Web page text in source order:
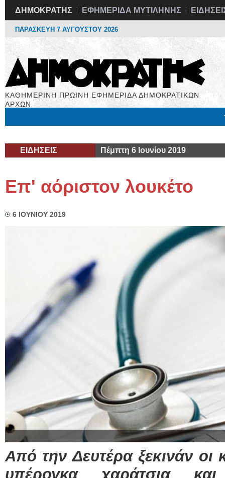
ΔΗΜΟΚΡΑΤΗΣ ΕΦΗΜΕΡΙΔΑ ΜΥΤΙΛΗΝΗΣ
ΠΑΡΑΣΚΕΥΗ 7 ΑΥΓΟΥΣΤΟΥ 2026
ΚΑΘΗΜΕΡΙΝΗ ΠΡΩΙΝΗ ΕΦΗΜΕΡΙΔΑ ΔΗΜΟΚΡΑΤΙΚΩΝ
ΑΡΧΩΝ
ΕΙΔΗΣΕΙΣ Πέμπτη 6 Ιουνίου 2019
Επ' αόριστον λουκέτο
6 ΙΟΥΝΙΟΥ 2019
Από την Δευτέρα ξεκινάν οι
υπέρογκα χαράτσια